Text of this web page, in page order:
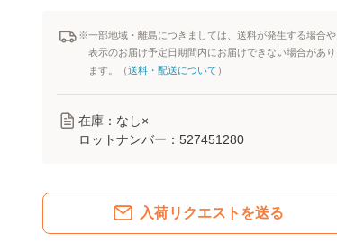
※一部地域・離島につきましては、送料が発生する場合や
表示のお届け予定日期間内にお届けできない場合があり
ます。（送料・配送について ）
在庫：なし×
ロットナンバー： 527451280
入荷リクエストを送る